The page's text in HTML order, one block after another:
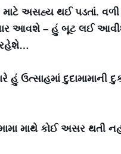
માટે અસહ્ય થઈ પડતાં.
આવશે – હું બૂટ લઈ આવીશ
ઉત્સાહમાં દુદામામાની
માથે કોઈ અસર